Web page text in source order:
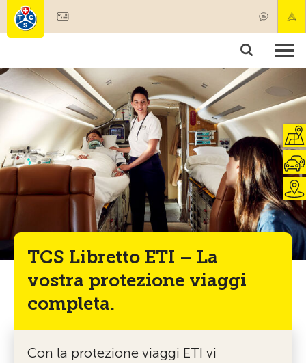
Societariato & prestazioni
Test, sicurezza & salute
TCS Libretto ETI – La
vostra protezione viaggi
completa.
Con la protezione viaggi ETI vi